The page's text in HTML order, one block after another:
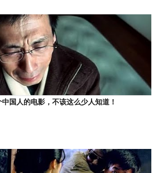
中国人的电影，不该这么少人知道！